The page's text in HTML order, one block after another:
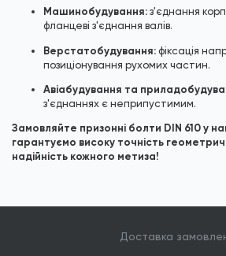
Машинобудування: з'єднання
фланцеві з'єднання валів.
Верстатобудування: фіксація
позиціонування рухомих частин.
Авіабудування та
з'єднаннях є неприпустимим.
Замовляйте призонні болти DIN 610 у
гарантуємо високу точність
надійність кожного метиза!
Доставка